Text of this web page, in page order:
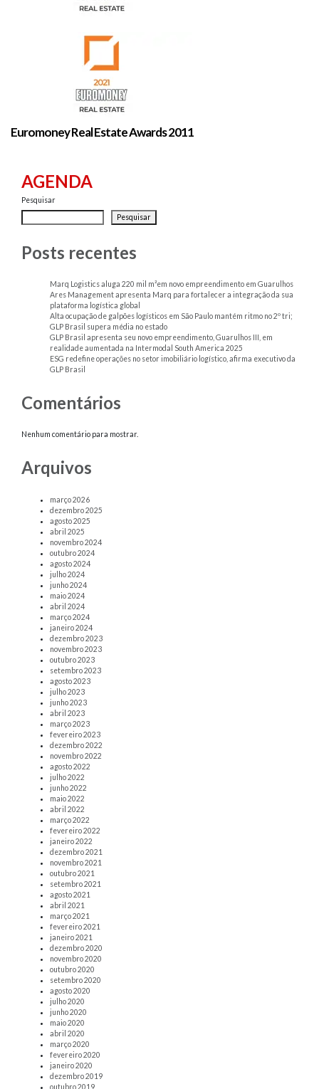
Euromoney Real Estate Awards 2011
AGENDA
Pesquisar
Pesquisar
Posts recentes
Marq Logistics aluga 220 mil m²em novo empreendimento em Guarulhos
Ares Management apresenta Marq para fortalecer a integração da sua
plataforma logística global
Alta ocupação de galpões logísticos em São Paulo mantém ritmo no 2º tri;
GLP Brasil supera média no estado
GLP Brasil apresenta seu novo empreendimento, Guarulhos III, em
realidade aumentada na Intermodal South America 2025
ESG redefine operações no setor imobiliário logístico, afirma executivo da
GLP Brasil
Comentários
Nenhum comentário para mostrar.
Arquivos
março 2026
dezembro 2025
agosto 2025
abril 2025
novembro 2024
outubro 2024
agosto 2024
julho 2024
junho 2024
maio 2024
abril 2024
março 2024
janeiro 2024
dezembro 2023
novembro 2023
outubro 2023
setembro 2023
agosto 2023
julho 2023
junho 2023
abril 2023
março 2023
fevereiro 2023
dezembro 2022
novembro 2022
agosto 2022
julho 2022
junho 2022
maio 2022
abril 2022
março 2022
fevereiro 2022
janeiro 2022
dezembro 2021
novembro 2021
outubro 2021
setembro 2021
agosto 2021
abril 2021
março 2021
fevereiro 2021
janeiro 2021
dezembro 2020
novembro 2020
outubro 2020
setembro 2020
agosto 2020
julho 2020
junho 2020
maio 2020
abril 2020
março 2020
fevereiro 2020
janeiro 2020
dezembro 2019
outubro 2019